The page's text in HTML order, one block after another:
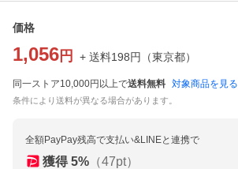
価格
1,056 円 + 送料198円 （東京都）
同一ストア10,000円以上で送料無料 対象商品を見る
条件により送料が異なる場合があります。
全額PayPay残高で支払い&LINEと連携で
獲得 5% （47pt）